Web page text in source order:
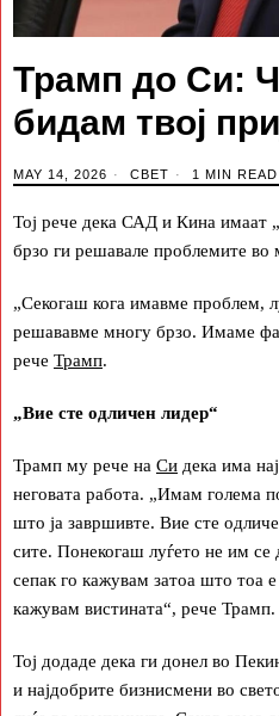
Трамп до Си:
бидам твој
MAY 14, 2026 СВЕТ 1 MIN READ
Тој рече дека САД и Кина имаат
брзо ги решавале проблемите во
„Секогаш кога имавме проблем,
решававме многу брзо. Имаме
рече Трамп.
„Вие сте одличен лидер“
Трамп му рече на Си дека има
неговата работа. „Имам голема
што ја завршивте. Вие сте
сите. Понекогаш луѓето не им се
сепак го кажувам затоа што тоа
кажувам вистината“, рече Трамп.
Тој додаде дека ги донел во
и најдобрите бизнисмени во